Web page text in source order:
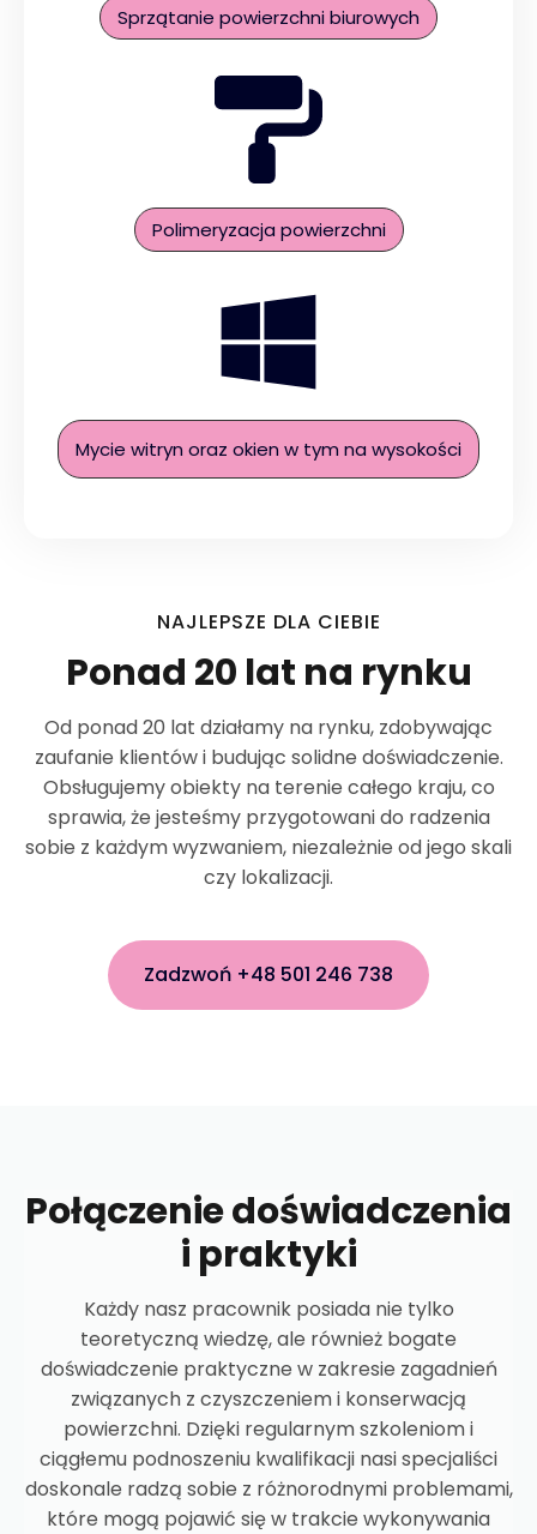
Sprzątanie powierzchni biurowych
Polimeryzacja powierzchni
Mycie witryn oraz okien w tym na wysokości
NAJLEPSZE DLA CIEBIE
Ponad 20 lat na rynku
Od ponad 20 lat działamy na rynku, zdobywając
zaufanie klientów i budując solidne doświadczenie.
Obsługujemy obiekty na terenie całego kraju, co
sprawia, że jesteśmy przygotowani do radzenia
sobie z każdym wyzwaniem, niezależnie od jego skali
czy lokalizacji.
Zadzwoń +48 501 246 738
Połączenie doświadczenia
i praktyki
Każdy nasz pracownik posiada nie tylko
teoretyczną wiedzę, ale również bogate
doświadczenie praktyczne w zakresie zagadnień
związanych z czyszczeniem i konserwacją
powierzchni. Dzięki regularnym szkoleniom i
ciągłemu podnoszeniu kwalifikacji nasi specjaliści
doskonale radzą sobie z różnorodnymi problemami,
które mogą pojawić się w trakcie wykonywania